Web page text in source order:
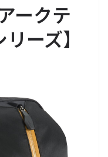
ークテ
ーズ】